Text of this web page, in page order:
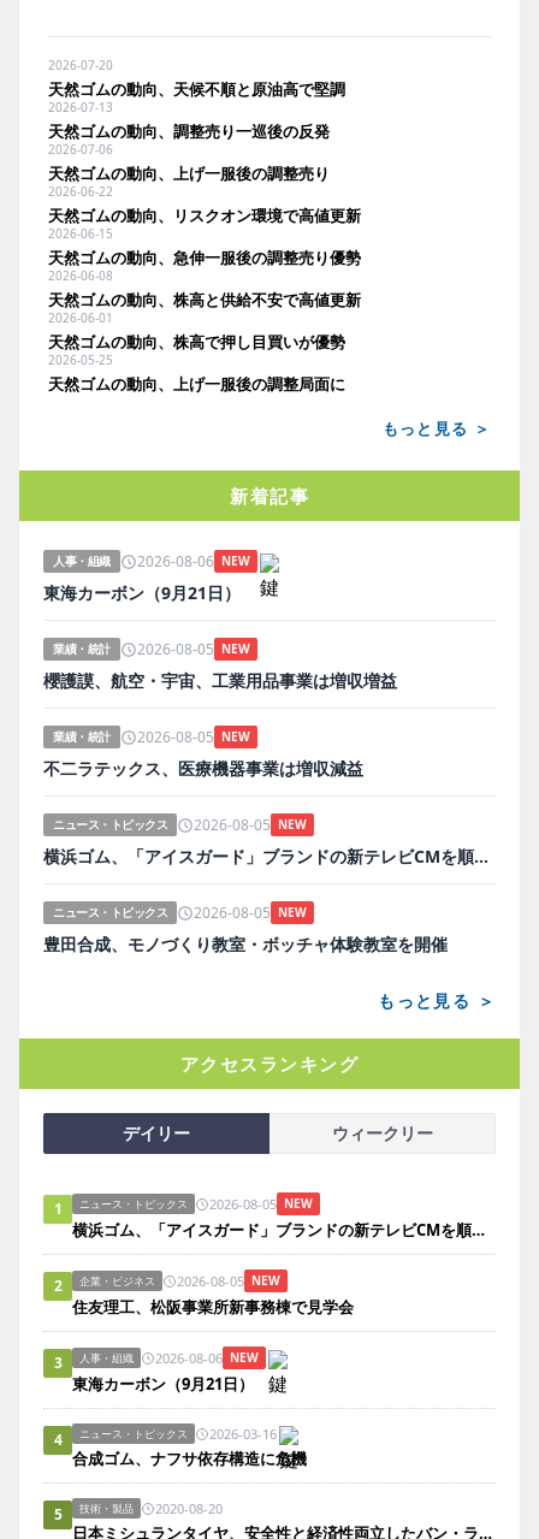
2026-07-20
天然ゴムの動向、天候不順と原油高で堅調
2026-07-13
天然ゴムの動向、調整売り一巡後の反発
2026-07-06
天然ゴムの動向、上げ一服後の調整売り
2026-06-22
天然ゴムの動向、リスクオン環境で高値更新
2026-06-15
天然ゴムの動向、急伸一服後の調整売り優勢
2026-06-08
天然ゴムの動向、株高と供給不安で高値更新
2026-06-01
天然ゴムの動向、株高で押し目買いが優勢
2026-05-25
天然ゴムの動向、上げ一服後の調整局面に
もっと見る ＞
新着記事
人事・組織 2026-08-06 NEW
東海カーボン（9月21日）
業績・統計 2026-08-05 NEW
櫻護謨、航空・宇宙、工業用品事業は増収増益
業績・統計 2026-08-05 NEW
不二ラテックス、医療機器事業は増収減益
ニュース・トピックス 2026-08-05 NEW
横浜ゴム、「アイスガード」ブランドの新テレビCMを順次放映
ニュース・トピックス 2026-08-05 NEW
豊田合成、モノづくり教室・ボッチャ体験教室を開催
もっと見る ＞
アクセスランキング
デイリー ウィークリー
1 ニュース・トピックス 2026-08-05 NEW
横浜ゴム、「アイスガード」ブランドの新テレビCMを順次放映
2 企業・ビジネス 2026-08-05 NEW
住友理工、松阪事業所新事務棟で見学会
3 人事・組織 2026-08-06 NEW
東海カーボン（9月21日）
4 ニュース・トピックス 2026-03-16
合成ゴム、ナフサ依存構造に危機
5 技術・製品 2020-08-20
日本ミシュランタイヤ、安全性と経済性両立したバン・ライトトラック用タイヤ発売